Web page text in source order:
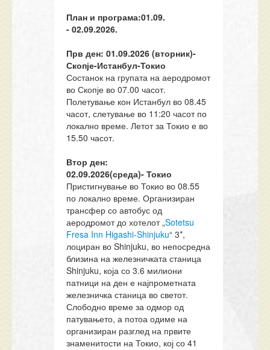
План и програма:01.09.
- 02.09.2026.
Прв ден: 01.09.2026 (вторник)-
Скопје-Истанбул-Токио
Состанок на групата на аеродромот
во Скопје во 07.00 часот.
Полетување кон Истанбул во 08.45
часот, слетување во 11:20 часот по
локално време. Летот за Токио е во
15.50 часот.
Втор ден:
02.09.2026(среда)-Токио
Пристигнување во Токио во 08.55
по локално време. Организиран
трансфер со автобус од
аеродромот до хотелот „Sotetsu
Fresa Inn Higashi-Shinjuku“ 3*,
лоциран во Shinjuku, во непосредна
близина на железничката станица
Shinjuku, која со 3.6 милиони
патници на ден е најпрометната
железничка станица во светот.
Слободно време за одмор од
патувањето, а потоа одиме на
организиран разглед на првите
знаменитости на Токио, кој со 41